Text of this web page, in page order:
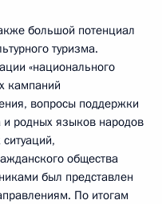
большой потенциал
туризма.
«национального
кампаний
вопросы поддержки
и родных языков народов
общества
был представлен
По итогам